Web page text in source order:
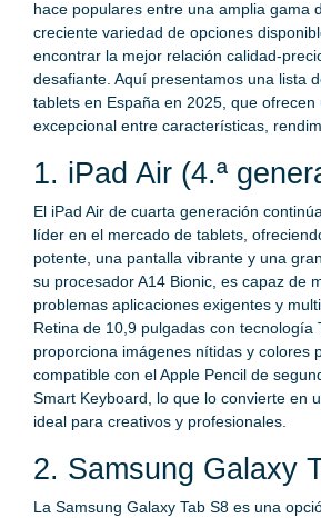
hace populares entre una amplia gama
creciente variedad de opciones
encontrar la mejor relación calidad-
desafiante. Aquí presentamos una lista
tablets en España en 2025, que ofrecen
excepcional entre características,
1. iPad Air (4.ª
El iPad Air de cuarta generación
líder en el mercado de tablets,
potente, una pantalla vibrante y una
su procesador A14 Bionic, es capaz de
problemas aplicaciones exigentes y
Retina de 10,9 pulgadas con tecnología
proporciona imágenes nítidas y colores
compatible con el Apple Pencil de
Smart Keyboard, lo que lo convierte en
ideal para creativos y profesionales.
2. Samsung Galaxy
La Samsung Galaxy Tab S8 es una